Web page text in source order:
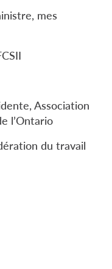
mes
Association
l’Ontario
du travail